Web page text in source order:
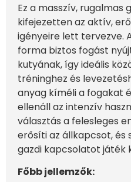
Ez a masszív, rugalmas
kifejezetten az aktív,
igényeire lett tervezve.
forma biztos fogást
kutyának, így ideális
tréninghez és
anyag kíméli a fogakat
ellenáll az intenzív
választás a felesleges
erősíti az állkapcsot,
gazdi kapcsolatot játék
Főbb jellemzők: